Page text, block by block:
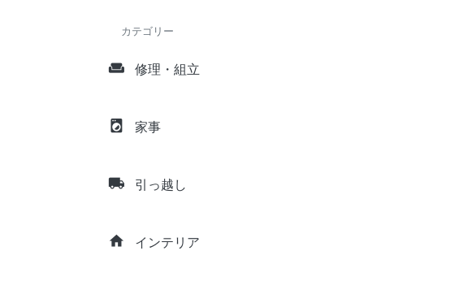
カテゴリー
weekend 修理・組立
local_laundry_service 家事
local_shipping 引っ越し
home インテリア